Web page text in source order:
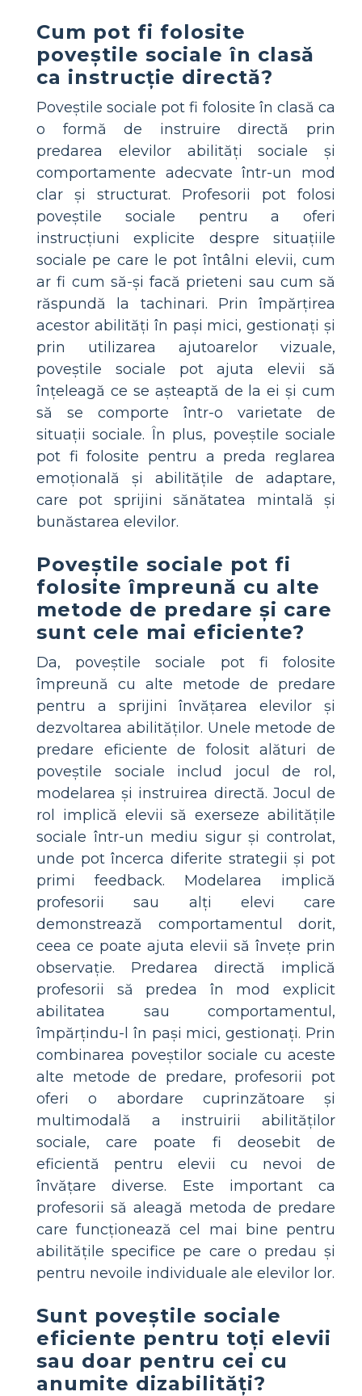
Cum pot fi folosite
poveștile sociale în clasă
ca instrucție directă?
Poveștile sociale pot fi folosite în clasă ca
o formă de instruire directă prin
predarea elevilor abilități sociale și
comportamente adecvate într-un mod
clar și structurat. Profesorii pot folosi
poveștile sociale pentru a oferi
instrucțiuni explicite despre situațiile
sociale pe care le pot întâlni elevii, cum
ar fi cum să-și facă prieteni sau cum să
răspundă la tachinari. Prin împărțirea
acestor abilități în pași mici, gestionați și
prin utilizarea ajutoarelor vizuale,
poveștile sociale pot ajuta elevii să
înțeleagă ce se așteaptă de la ei și cum
să se comporte într-o varietate de
situații sociale. În plus, poveștile sociale
pot fi folosite pentru a preda reglarea
emoțională și abilitățile de adaptare,
care pot sprijini sănătatea mintală și
bunăstarea elevilor.
Poveștile sociale pot fi
folosite împreună cu alte
metode de predare și care
sunt cele mai eficiente?
Da, poveștile sociale pot fi folosite
împreună cu alte metode de predare
pentru a sprijini învățarea elevilor și
dezvoltarea abilităților. Unele metode de
predare eficiente de folosit alături de
poveștile sociale includ jocul de rol,
modelarea și instruirea directă. Jocul de
rol implică elevii să exerseze abilitățile
sociale într-un mediu sigur și controlat,
unde pot încerca diferite strategii și pot
primi feedback. Modelarea implică
profesorii sau alți elevi care
demonstrează comportamentul dorit,
ceea ce poate ajuta elevii să învețe prin
observație. Predarea directă implică
profesorii să predea în mod explicit
abilitatea sau comportamentul,
împărțindu-l în pași mici, gestionați. Prin
combinarea poveștilor sociale cu aceste
alte metode de predare, profesorii pot
oferi o abordare cuprinzătoare și
multimodală a instruirii abilităților
sociale, care poate fi deosebit de
eficientă pentru elevii cu nevoi de
învățare diverse. Este important ca
profesorii să aleagă metoda de predare
care funcționează cel mai bine pentru
abilitățile specifice pe care o predau și
pentru nevoile individuale ale elevilor lor.
Sunt poveștile sociale
eficiente pentru toți elevii
sau doar pentru cei cu
anumite dizabilități?